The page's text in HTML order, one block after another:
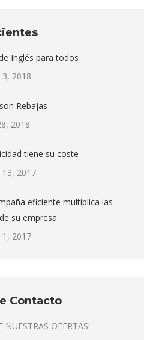
Inglés para todos
2018
Rebajas
2018
tiene su coste
2017
eficiente multiplica las
su empresa
2017
Contacto
NUESTRAS OFERTAS!